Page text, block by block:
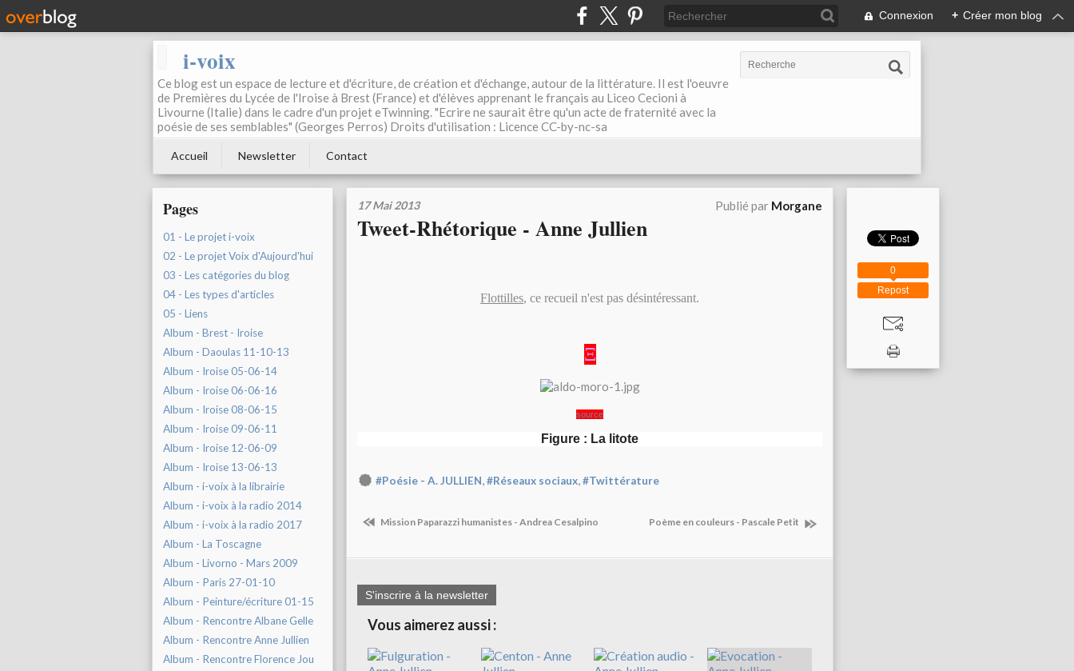
Connexion + Créer mon blog
i-voix
Ce blog est un espace de lecture et d'écriture, de création et d'échange, autour de la littérature. Il est l'oeuvre
de Premières du Lycée de l'Iroise à Brest (France) et d'élèves apprenant le français au Liceo Cecioni à
Livourne (Italie) dans le cadre d'un projet eTwinning. "Ecrire ne saurait être qu'un acte de fraternité avec la
poésie de ses semblables" (Georges Perros) Droits d'utilisation : Licence CC-by-nc-sa
Accueil Newsletter Contact
Pages
01 - Le projet i-voix
02 - Le projet Voix d'Aujourd'hui
03 - Les catégories du blog
04 - Les types d'articles
05 - Liens
Album - Brest - Iroise
Album - Daoulas 11-10-13
Album - Iroise 05-06-14
Album - Iroise 06-06-16
Album - Iroise 08-06-15
Album - Iroise 09-06-11
Album - Iroise 12-06-09
Album - Iroise 13-06-13
Album - i-voix à la librairie
Album - i-voix à la radio 2014
Album - i-voix à la radio 2017
Album - La Toscagne
Album - Livorno - Mars 2009
Album - Paris 27-01-10
Album - Peinture/écriture 01-15
Album - Rencontre Albane Gelle
Album - Rencontre Anne Jullien
Album - Rencontre Florence Jou
17 Mai 2013 Publié par Morgane
Tweet-Rhétorique - Anne Jullien
Flottilles, ce recueil n'est pas désintéressant.
Ξ
source
Figure : La litote
#Poésie - A. JULLIEN,#Réseaux sociaux,#Twittérature
Mission Paparazzi humanistes - Andrea Cesalpino Poème en couleurs - Pascale Petit
S'inscrire à la newsletter
Vous aimerez aussi :
Repost
0